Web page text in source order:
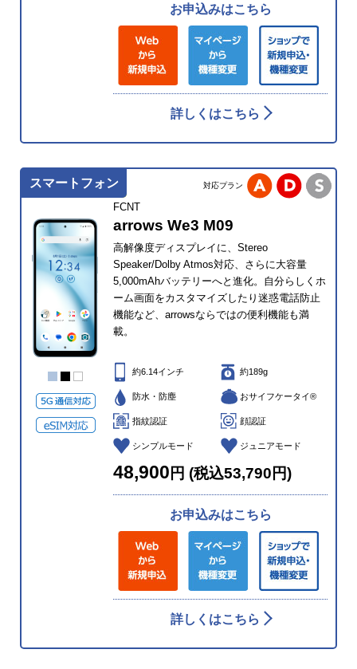
お申込みはこちら
詳しくはこちら
スマートフォン 対応プラン
FCNT
arrows We3 M09
高解像度ディスプレイに、Stereo
Speaker/Dolby Atmos対応、さらに大容量
5,000mAhバッテリーへと進化。自分らしくホ
ーム画面をカスタマイズしたり迷惑電話防止
機能など、arrowsならではの便利機能も満
載。
約6.14インチ 約189g
防水・防塵 おサイフケータイ®
指紋認証 顔認証
シンプルモード ジュニアモード
48,900 円 (税込53,790円)
お申込みはこちら
詳しくはこちら